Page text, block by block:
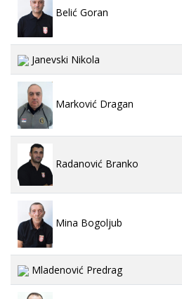
Belić Goran
Janevski Nikola
Marković Dragan
Radanović Branko
Mina Bogoljub
Mladenović Predrag